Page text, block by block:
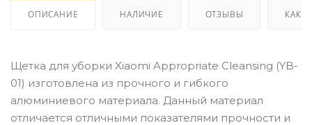
ОПИСАНИЕ НАЛИЧИЕ ОТЗЫВЫ КАК
Щетка для уборки Xiaomi Appropriate Cleansing (YB-
01) изготовлена из прочного и гибкого
алюминиевого материала. Данный материал
отличается отличными показателями прочности и